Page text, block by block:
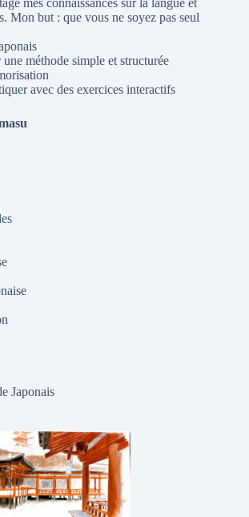
Mon but : que vous ne soyez pas seul
méthode simple et structurée
avec des exercices interactifs
Japonais